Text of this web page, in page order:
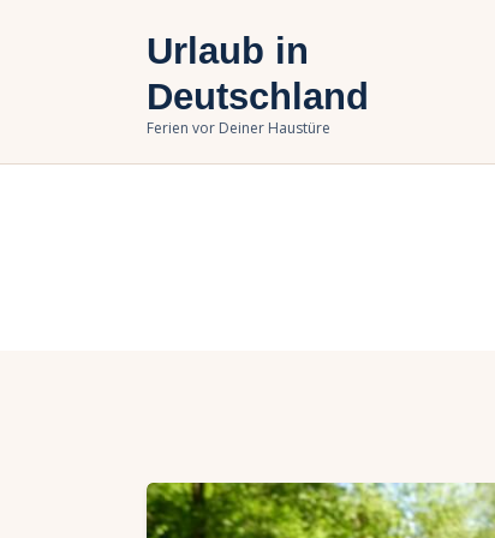
Urlaub in
Deutschland
Ferien vor Deiner Haustüre